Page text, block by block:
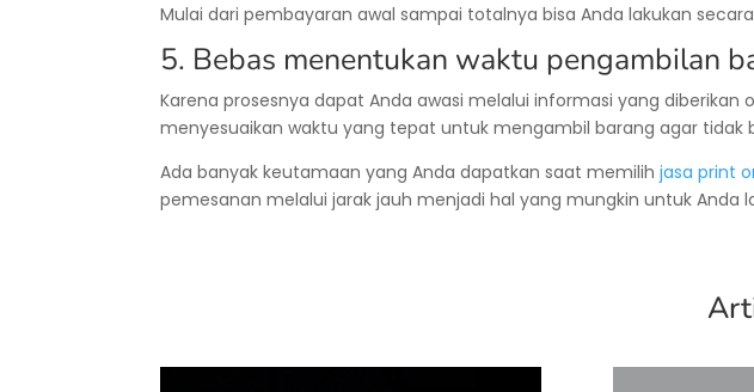
Mulai dari pembayaran awal sampai totalnya bisa Anda lakukan
5. Bebas menentukan waktu pengambilan
Karena prosesnya dapat Anda awasi melalui informasi yang diberikan
menyesuaikan waktu yang tepat untuk mengambil barang agar tidak
Ada banyak keutamaan yang Anda dapatkan saat memilihjasa print
pemesanan melalui jarak jauh menjadi hal yang mungkin untuk Anda